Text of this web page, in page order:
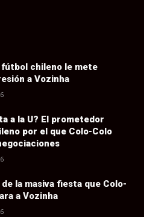
fútbol chileno le mete
a Vozinha
a la U? El prometedor
por el que Colo-Colo
la masiva fiesta que Colo-
a Vozinha